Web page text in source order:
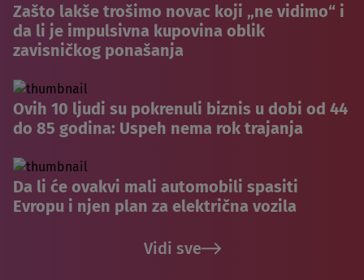
Zašto lakše trošimo novac koji „ne vidimo“ i
da li je impulsivna kupovina oblik
zavisničkog ponašanja
Ovih 10 ljudi su pokrenuli biznis u dobi od 44
do 85 godina: Uspeh nema rok trajanja
Da li će ovakvi mali automobili spasiti
Evropu i njen plan za električna vozila
Vidi sve